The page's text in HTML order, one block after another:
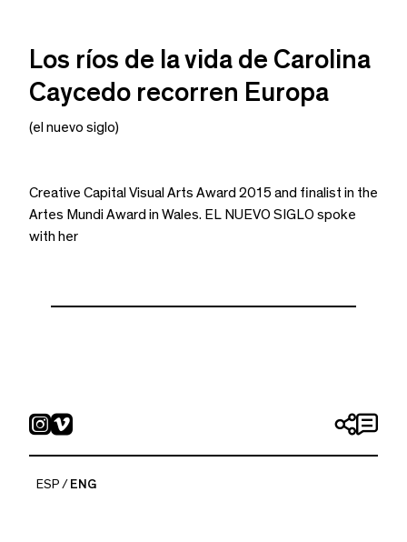
Los ríos de la vida de Carolina
Caycedo recorren Europa
(el nuevo siglo)
Creative Capital Visual Arts Award 2015 and finalist in the
Artes Mundi Award in Wales. EL NUEVO SIGLO spoke
with her
ESP ENG